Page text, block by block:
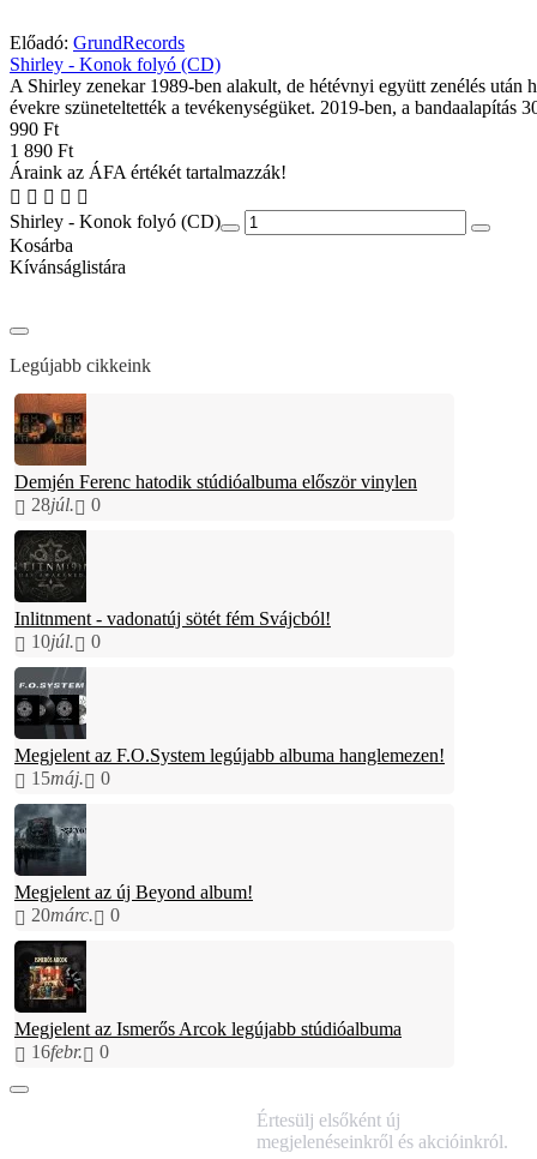
Előadó: GrundRecords
Shirley - Konok folyó (CD)
A Shirley zenekar 1989-ben alakult, de hétévnyi együtt zenélés után
évekre szüneteltették a tevékenységüket. 2019-ben, a bandaalapítás
990 Ft
1 890 Ft
Áraink az ÁFA értékét tartalmazzák!
Shirley - Konok folyó (CD)
Kosárba
Kívánságlistára
Legújabb cikkeink
Demjén Ferenc hatodik stúdióalbuma először vinylen
28júl. 0
Inlitnment - vadonatúj sötét fém Svájcból!
10júl. 0
Megjelent az F.O.System legújabb albuma hanglemezen!
15máj. 0
Megjelent az új Beyond album!
20márc. 0
Megjelent az Ismerős Arcok legújabb stúdióalbuma
16febr. 0
Értesülj elsőként új
megjelenéseinkről és akcióinkról.